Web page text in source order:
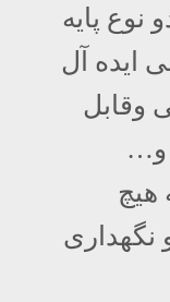
نوع پایه
ایده آل
وقابل
و…
هیچ
نگهداری